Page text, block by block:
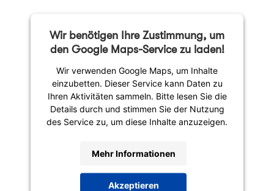
Wir benötigen Ihre Zustimmung, um
den Google Maps-Service zu laden!
Wir verwenden Google Maps, um Inhalte
einzubetten. Dieser Service kann Daten zu
Ihren Aktivitäten sammeln. Bitte lesen Sie die
Details durch und stimmen Sie der Nutzung
des Service zu, um diese Inhalte anzuzeigen.
Mehr Informationen
Akzeptieren